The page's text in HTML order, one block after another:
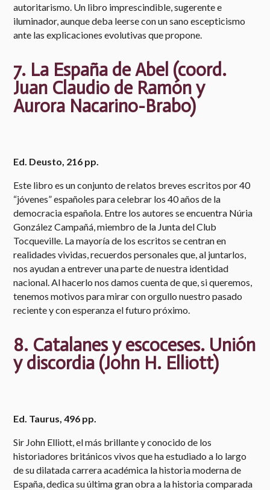
autoritarismo. Un libro imprescindible, sugerente e
iluminador, aunque deba leerse con un sano escepticismo
ante las explicaciones evolutivas que propone.
7. La España de Abel (coord.
Juan Claudio de Ramón y
Aurora Nacarino-Brabo)
Ed. Deusto, 216 pp.
Este libro es un conjunto de relatos breves escritos por 40
“jóvenes” españoles para celebrar los 40 años de la
democracia española. Entre los autores se encuentra Núria
González Campañá, miembro de la Junta del Club
Tocqueville. La mayoría de los escritos se centran en
realidades vividas, recuerdos personales que, al juntarlos,
nos ayudan a entrever una parte de nuestra identidad
nacional. Al hacerlo nos damos cuenta de que, si queremos,
tenemos motivos para mirar con orgullo nuestro pasado
reciente y con esperanza el futuro próximo.
8. Catalanes y escoceses. Unión
y discordia (John H. Elliott)
Ed. Taurus, 496 pp.​
Sir John Elliott, el más brillante y conocido de los
historiadores británicos vivos que ha estudiado a lo largo
de su dilatada carrera académica la historia moderna de
España, dedica su última gran obra a la historia comparada